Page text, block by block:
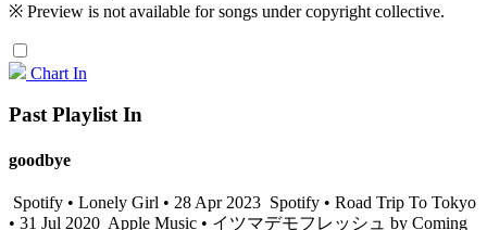
※ Preview is not available for songs under copyright collective.
Chart In
Past Playlist In
goodbye
Spotify • Lonely Girl • 28 Apr 2023 Spotify • Road Trip To Tokyo
• 31 Jul 2020 Apple Music • イツマデモフレッシュ by Coming